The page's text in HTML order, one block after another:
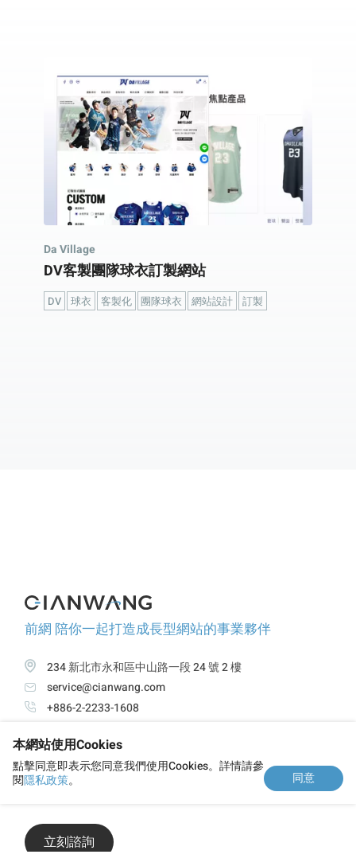
Da Village
DV客製團隊球衣訂製網站
DV 球衣 客製化 團隊球衣 網站設計 訂製
前網 陪你一起打造成長型網站的事業夥伴
234 新北市永和區中山路一段 24 號 2 樓
service@cianwang.com
+886-2-2233-1608
關於前網 服務項目
隱私政策
立刻諮詢
本網站使用Cookies
點擊同意即表示您同意我們使用Cookies。詳情請參
閱隱私政策。 同意